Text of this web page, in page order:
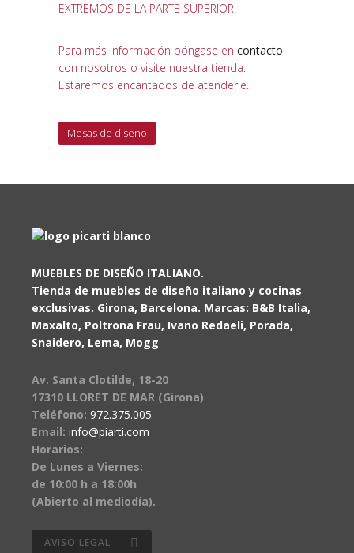
EXTREMOS DE LA PARTE SUPERIOR.
Para más información póngase en contacto
con nosotros o visite nuestra tienda.
Estaremos encantados de atenderle.
Mesas de diseño
MUEBLES DE DISEÑO ITALIANO.
Tienda de muebles de diseño italiano y cocinas
exclusivas. Girona, Barcelona. Marcas: B&B Italia,
Maxalto, Poltrona Frau, Ivano Redaeli, Porada,
Snaidero, Lema, Mogg
Av. Santa Clotilde, 18-20
17310 LLORET DE MAR (Girona)
Teléfono: 972.375.005
Email: info@piarti.com
Horarios:
De Lunes a Viernes:
de 10:00 h a 18:00h
(Abierto al mediodía).
AVISO LEGAL